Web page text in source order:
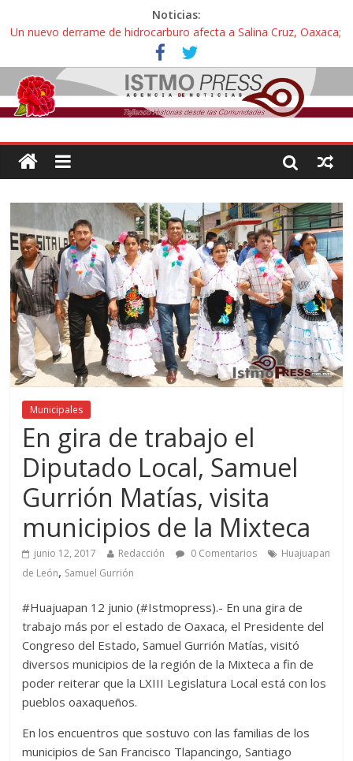
Noticias:
Un nuevo derrame de hidrocarburo afecta a Salina Cruz, Oaxaca;
ahora pescadores de Salinas del Marqués denuncian daños de
Pemex
Ángel, el joven autista expulsado por la Universidad Bienestar de
Ixtepec, Oaxaca vuelve a las aulas tras amparo
Familiares de periodista Alejandro Leyva se reúnen con titular de
intelectuales de su asesinato
Alertan pescadores de Juchitán, Oaxaca de nuevo despojo de su
Pescadores y comuneros ikoots detienen la extracción ilegal de
material pétreo de gravera Oyamel
Municipales
En gira de trabajo el
Diputado Local, Samuel
Gurrión Matías, visita
municipios de la Mixteca
junio 12, 2017 Redacción 0 Comentarios
Huajuapan
de León, Samuel Gurrión
#Huajuapan 12 junio (#Istmopress).- En una gira de
trabajo más por el estado de Oaxaca, el Presidente del
Congreso del Estado, Samuel Gurrión Matías, visitó
diversos municipios de la región de la Mixteca a fin de
poder reiterar que la LXIII Legislatura Local está con los
pueblos oaxaqueños.
En los encuentros que sostuvo con las familias de los
municipios de San Francisco Tlapancingo, Santiago